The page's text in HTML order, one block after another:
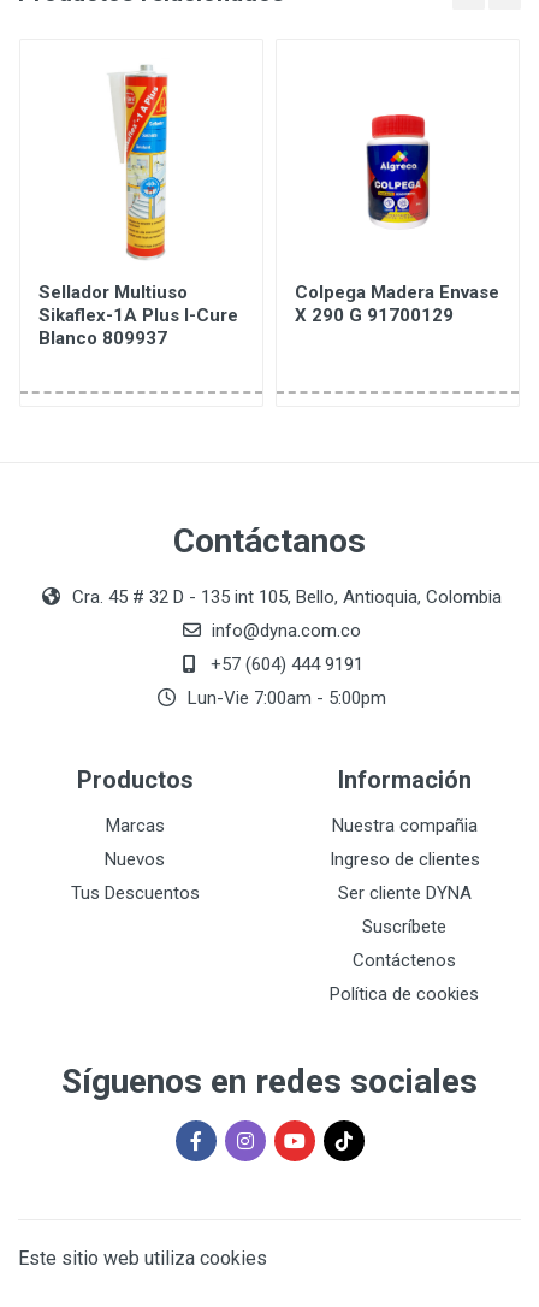
Sellador Multiuso
Sikaflex-1A Plus I-Cure
Blanco 809937
Colpega Madera Envase
X 290 G 91700129
Contáctanos
Cra. 45 # 32 D - 135 int 105, Bello, Antioquia, Colombia
info@dyna.com.co
+57 (604) 444 9191
Lun-Vie 7:00am - 5:00pm
Productos
Marcas
Nuevos
Tus Descuentos
Información
Nuestra compañia
Ingreso de clientes
Ser cliente DYNA
Suscríbete
Contáctenos
Política de cookies
Síguenos en redes sociales
Este sitio web utiliza cookies